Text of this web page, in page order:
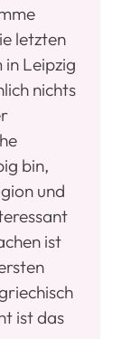
letzten
Leipzig
nichts
bin,
und
ist
ist das